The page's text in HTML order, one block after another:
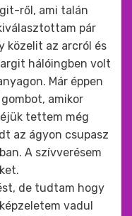
ről, ami talán
pár
közelit az arcról és
hálóingben volt
Már éppen
amikor
tettem még
az ágyon csupasz
A szívverésem
de tudtam hogy
vadul